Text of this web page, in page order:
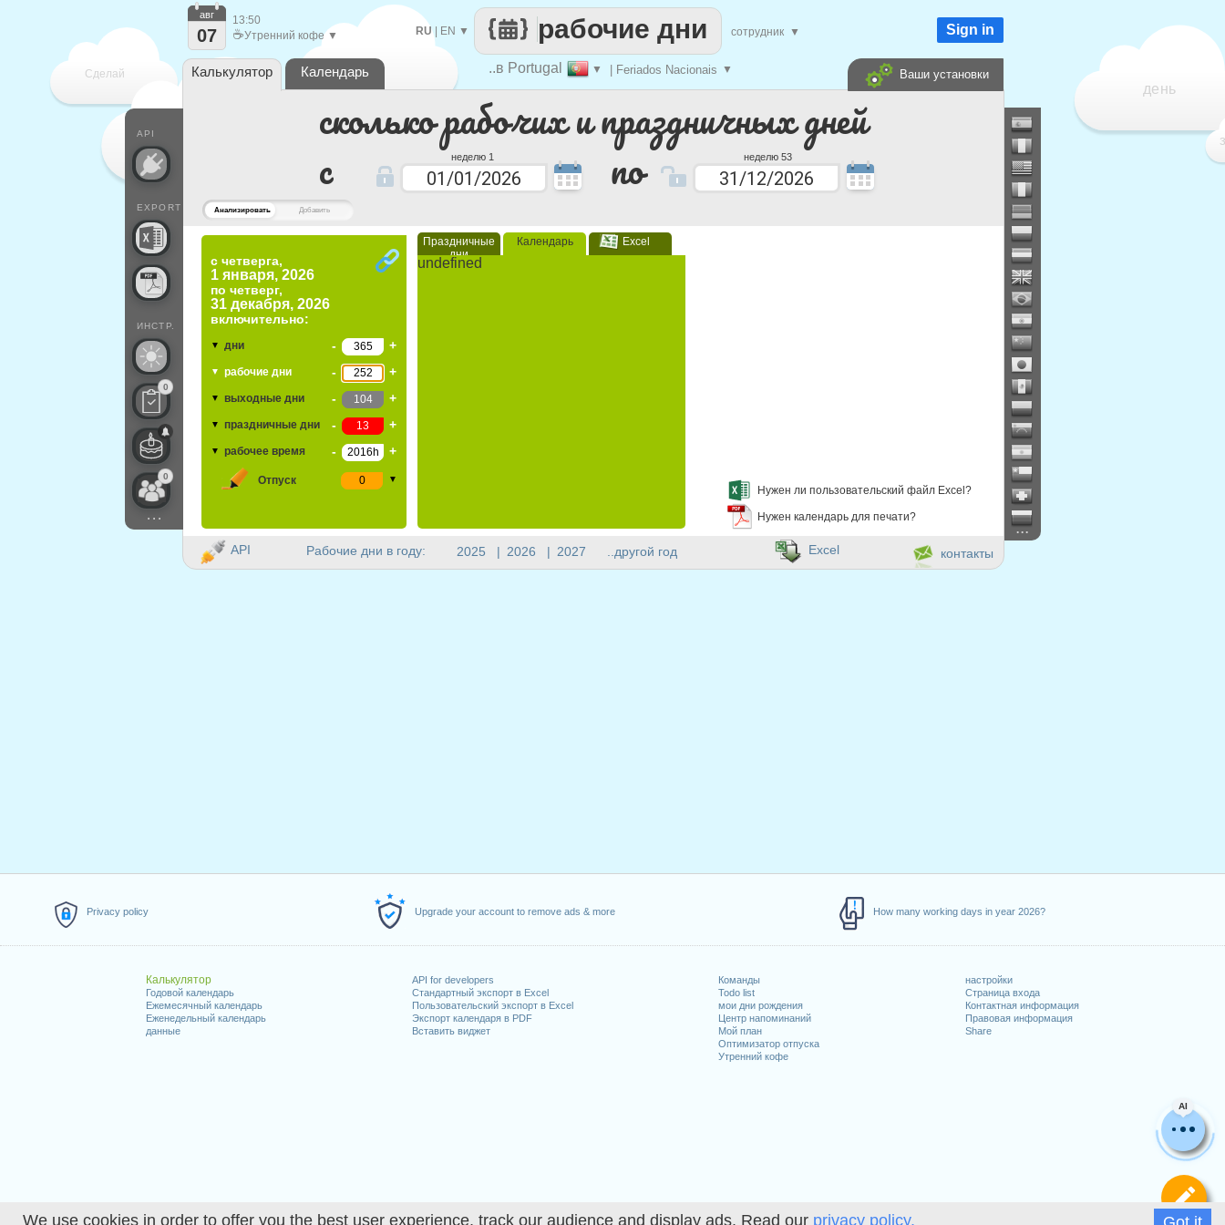
We use cookies in order to offer you the best user experience, track our audience and display ads. Read our privacy policy.
Privacy policy Upgrade your account to remove ads & more How many working days in year 2026?
Калькулятор
Годовой календарь
Ежемесячный календарь
Еженедельный календарь
данные
API for developers
Стандартный экспорт в Excel
Пользовательский экспорт в Excel
Экспорт календаря в PDF
Вставить виджет
Команды
Todo list
мои дни рождения
Центр напоминаний
Мой план
Оптимизатор отпуска
Утренний кофе
настройки
Страница входа
Контактная информация
Правовая информация
Share
Анализировать Добавить
сколько рабочих и праздничных дней
c
неделю 1 по неделю 53
с четверга,
1 января, 2026
по четверг,
31 декабря, 2026
включительно:
▼ дни - +
▼ рабочие дни - +
▼ выходные дни - +
▼ праздничные дни - +
▼ рабочее время - +
Отпуск ▼
Праздничные
дни
Календарь Excel
undefined
Нужен ли пользовательский файл Excel?
Нужен календарь для печати?
AI
Сделай
день
..в Portugal ▼ | Feriados Nacionais ▼
рабочие дни
RU| EN ▼ сотрудник ▼
API
EXPORT
ИНСТР.
0
0
...
авг
07
13:50
☕Утренний кофе ▼ Sign in
Калькулятор Календарь Ваши установки
Рабочие дни в году: 2025 | 2026 | 2027 ..другой год
...
API контакты
Excel